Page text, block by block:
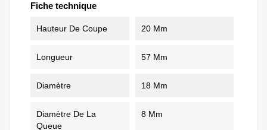
Fiche technique
Hauteur De Coupe 20 Mm
Longueur 57 Mm
Diamètre 18 Mm
Diamètre De La
Queue
8 Mm